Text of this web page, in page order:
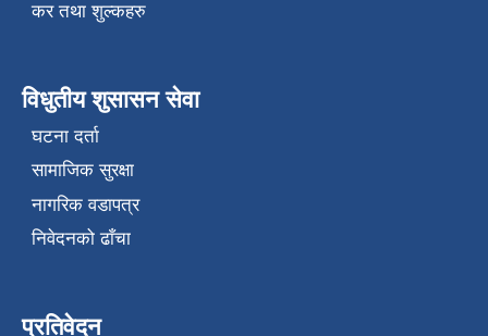
कर तथा शुल्कहरु
विधुतीय शुसासन सेवा
घटना दर्ता
सामाजिक सुरक्षा
नागरिक वडापत्र
निवेदनको ढाँचा
प्रतिवेदन